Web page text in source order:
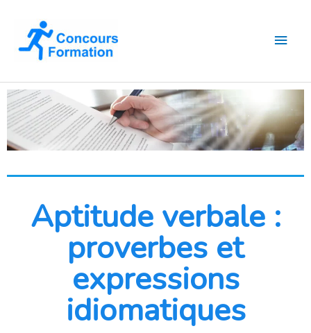
contenu
Aptitude verbale :
proverbes et
expressions
idiomatiques